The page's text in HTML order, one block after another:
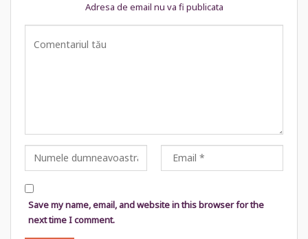
Adresa de email nu va fi publicata
Save my name, email, and website in this browser for the
next time I comment.